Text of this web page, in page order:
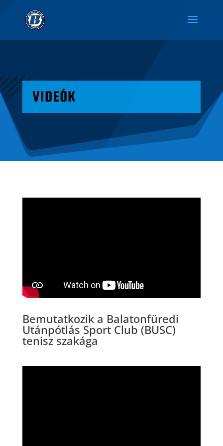
VIDEÓK
Bemutatkozik a Balatonfüredi
Utánpótlás Sport Club (BUSC)
tenisz szakága